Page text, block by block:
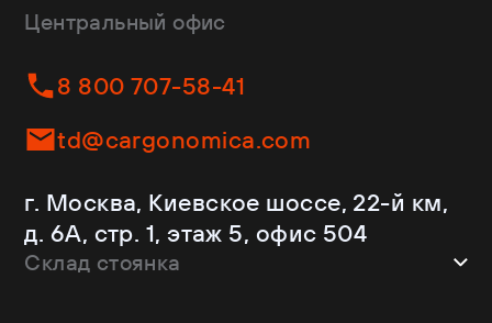
Изотермы
Контейнеровозы
Самосвалы
Ломовозы
С кониками
Рефрижераторы
Dongfeng
Helfimmer
JAC
Kassbohrer
Krone
Mercedes-Benz
Schmitz Cargobull
Shacman
Центральный офис
8 800 707-58-41
td@cargonomica.com
г. Москва, Киевское шоссе, 22-й км,
д. 6А, стр. 1, этаж 5, офис 504
Склад стоянка